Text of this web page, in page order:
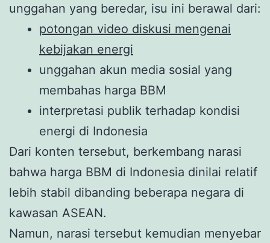
unggahan yang beredar, isu ini berawal dari:
potongan video diskusi mengenai
kebijakan energi
unggahan akun media sosial yang
membahas harga BBM
interpretasi publik terhadap kondisi
energi di Indonesia
Dari konten tersebut, berkembang narasi
bahwa harga BBM di Indonesia dinilai relatif
lebih stabil dibanding beberapa negara di
kawasan ASEAN.
Namun, narasi tersebut kemudian menyebar